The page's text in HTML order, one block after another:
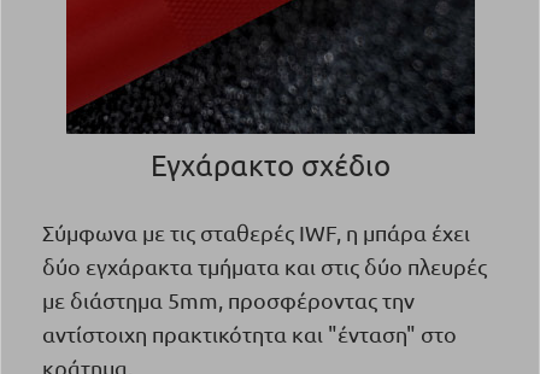
Εγχάρακτο σχέδιο
Σύμφωνα με τις σταθερές IWF, η μπάρα έχει
δύο εγχάρακτα τμήματα και στις δύο πλευρές
με διάστημα 5mm, προσφέροντας την
αντίστοιχη πρακτικότητα και "ένταση" στο
κράτημα.